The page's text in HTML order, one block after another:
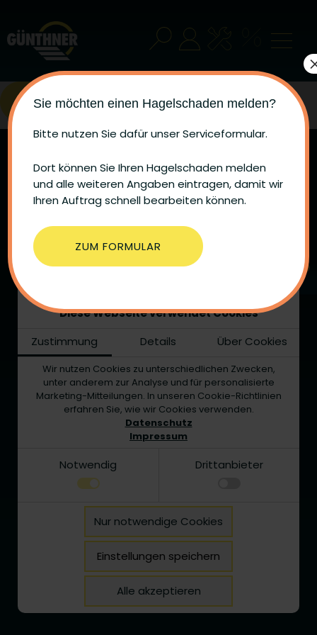
Diese Webseite verwendet Cookies
Zustimmung
Details Über Cookies
Wir nutzen Cookies zu unterschiedlichen Zwecken,
unter anderem zur Analyse und für personalisierte
Marketing-Mitteilungen. In unseren Cookie-Richtlinien
erfahren Sie, wie wir Cookies verwenden.
Datenschutz
Impressum
Notwendig Drittanbieter
Technisch notwendige Funktionen, wie das
speichern Ihrer Cookie-Einstellungen für diese
Drittanbieter
In der Website intergrierte Drittanbieter-Elemente
wie Youtube-Videos oder Google Maps-Navigation
Notwendig
Anbieter
Zweck
cookie_status
guenthner.de
Speichert Ihren Zustimmungsstatus
für Cookies auf der aktuellen
Nur notwendige Cookies
Einstellungen speichern
Alle akzeptieren
ZURÜCK
Facebook
Josef Günthner GmbH & Co. KG
Primtalstraße 3
78628 Rottweil
Impressum
Datenschutz
AGB
Sie möchten einen Hagelschaden melden?
Bitte nutzen Sie dafür unser Serviceformular.
Dort können Sie Ihren Hagelschaden melden
und alle weiteren Angaben eintragen, damit wir
Ihren Auftrag schnell bearbeiten können.
ZUM FORMULAR